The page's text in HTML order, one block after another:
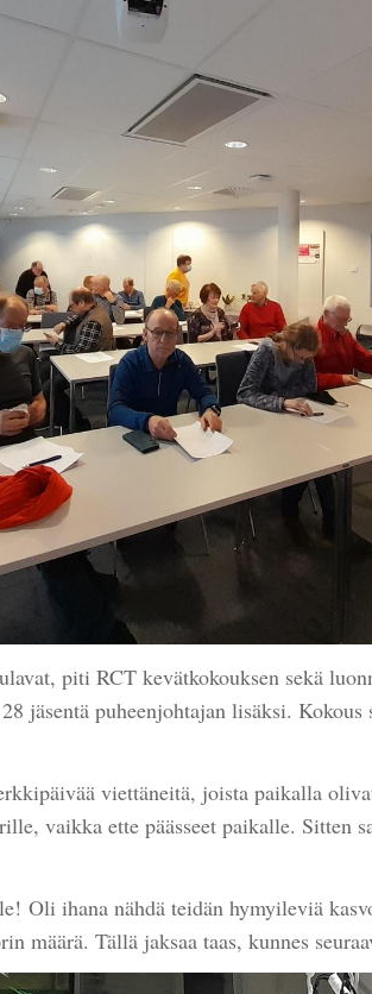
piti RCT kevätkokouksen sekä
jäsentä puheenjohtajan lisäksi.
viettäneitä, joista paikalla
vaikka ette päässeet paikalle. Sitten
Oli ihana nähdä teidän hymyileviä
määrä. Tällä jaksaa taas, kunnes